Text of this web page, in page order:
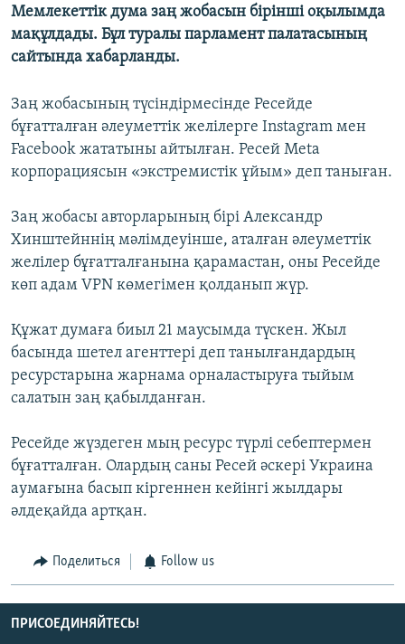
Мемлекеттік дума заң жобасын бірінші оқылымда
мақұлдады. Бұл туралы парламент палатасының
сайтында хабарланды.
Заң жобасының түсіндірмесінде Ресейде
бұғатталған әлеуметтік желілерге Instagram мен
Facebook жататыны айтылған. Ресей Meta
корпорациясын «экстремистік ұйым» деп таныған.
Заң жобасы авторларының бірі Александр
Хинштейннің мәлімдеуінше, аталған әлеуметтік
желілер бұғатталғанына қарамастан, оны Ресейде
көп адам VPN көмегімен қолданып жүр.
Құжат думаға биыл 21 маусымда түскен. Жыл
басында шетел агенттері деп танылғандардың
ресурстарына жарнама орналастыруға тыйым
салатын заң қабылданған.
Ресейде жүздеген мың ресурс түрлі себептермен
бұғатталған. Олардың саны Ресей әскері Украина
аумағына басып кіргеннен кейінгі жылдары
әлдеқайда артқан.
Поделиться Follow us
ПРИСОЕДИНЯЙТЕСЬ!